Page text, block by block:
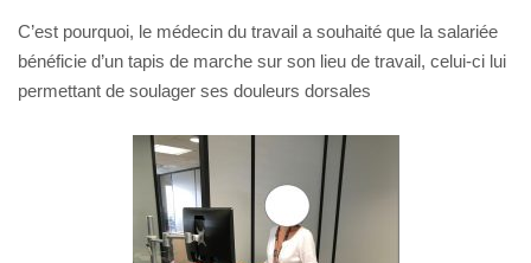
C’est pourquoi, le médecin du travail a souhaité que la salariée
bénéficie d’un tapis de marche sur son lieu de travail, celui-ci lui
permettant de soulager ses douleurs dorsales